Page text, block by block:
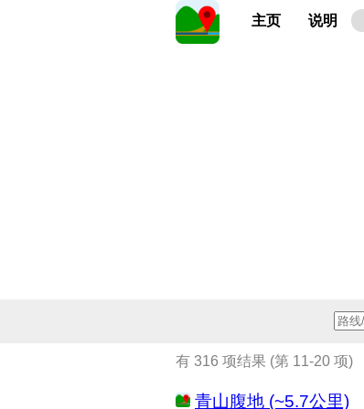
主页 说明
有 316 项结果 (第 11-20 项)
青山腹地 (~5.7公里)